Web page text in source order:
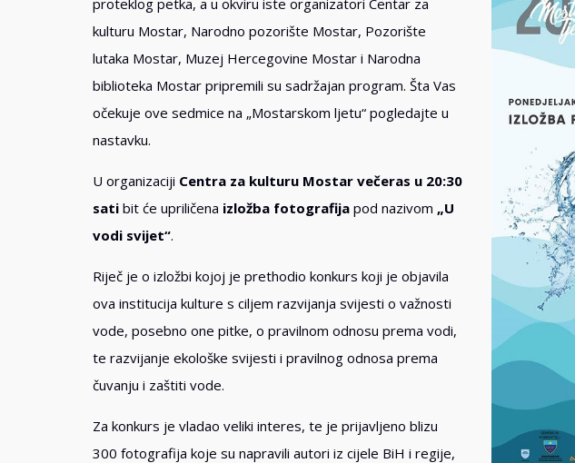
proteklog petka, a u okviru iste organizatori Centar za
kulturu Mostar, Narodno pozorište Mostar, Pozorište
lutaka Mostar, Muzej Hercegovine Mostar i Narodna
biblioteka Mostar pripremili su sadržajan program. Šta Vas
očekuje ove sedmice na „Mostarskom ljetu“ pogledajte u
nastavku.
U organizaciji Centra za kulturu Mostar večeras u 20:30
sati bit će upriličena izložba fotografija pod nazivom „U
vodi svijet“.
Riječ je o izložbi kojoj je prethodio konkurs koji je objavila
ova institucija kulture s ciljem razvijanja svijesti o važnosti
vode, posebno one pitke, o pravilnom odnosu prema vodi,
te razvijanje ekološke svijesti i pravilnog odnosa prema
čuvanju i zaštiti vode.
Za konkurs je vladao veliki interes, te je prijavljeno blizu
300 fotografija koje su napravili autori iz cijele BiH i regije,